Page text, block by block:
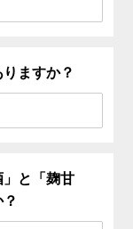
ますか？
と「麹甘